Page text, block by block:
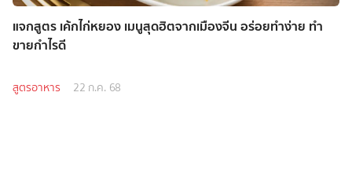
แจกสูตร เค้กไก่หยอง เมนูสุดฮิตจากเมืองจีน อร่อยทำง่าย ทำ
ขายกำไรดี
สูตรอาหาร 22 ก.ค. 68